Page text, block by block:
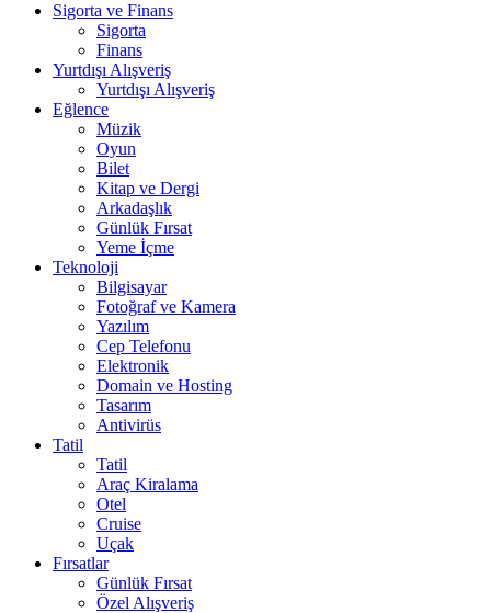
Sigorta ve Finans
Sigorta
Finans
Yurtdışı Alışveriş
Yurtdışı Alışveriş
Eğlence
Müzik
Oyun
Bilet
Kitap ve Dergi
Arkadaşlık
Günlük Fırsat
Yeme İçme
Teknoloji
Bilgisayar
Fotoğraf ve Kamera
Yazılım
Cep Telefonu
Elektronik
Domain ve Hosting
Tasarım
Antivirüs
Tatil
Tatil
Araç Kiralama
Otel
Cruise
Uçak
Fırsatlar
Günlük Fırsat
Özel Alışveriş